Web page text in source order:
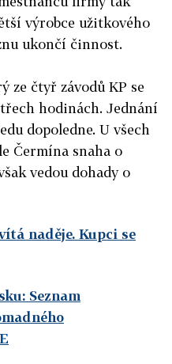
výrobce užitkového
ukončí činnost.
ze čtyř závodů KP se
hodinách. Jednání
dopoledne. U všech
Čermína snaha o
vedou dohady o
naděje. Kupci se
Seznam